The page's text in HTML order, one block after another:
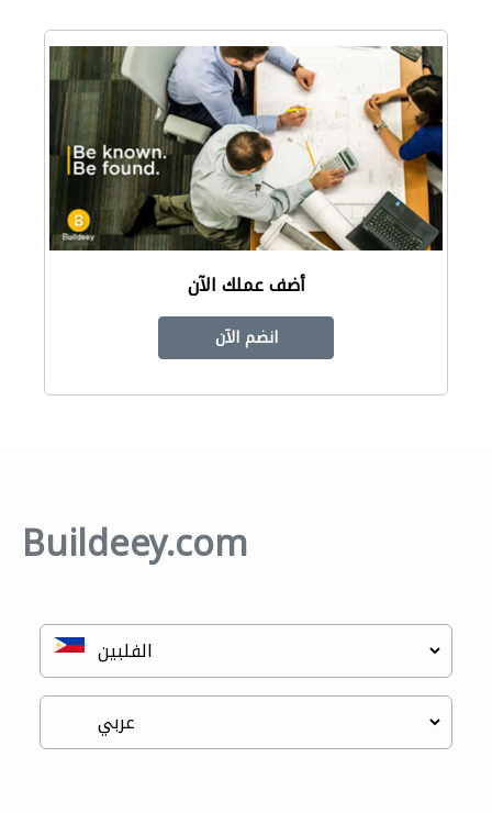
أضف عملك الآن
انضم الآن
Buildeey.com